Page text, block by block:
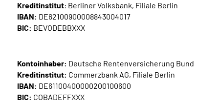
Mein Kundenportal
Kreditinstitut: Berliner Volksbank, Filiale Berlin
IBAN: DE62100900008843004017
BIC: BEVODEBBXXX
Kontoinhaber: Deutsche Rentenversicherung Bund
Kreditinstitut: Commerzbank AG, Filiale Berlin
IBAN: DE61100400000200100600
BIC: COBADEFFXXX